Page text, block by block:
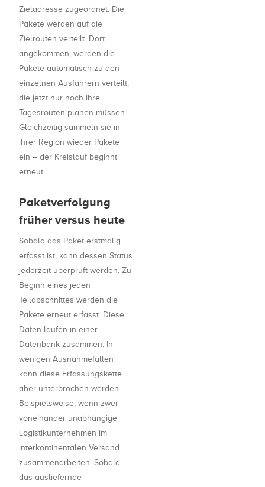
Zieladresse zugeordnet. Die
Pakete werden auf die
Zielrouten verteilt. Dort
angekommen, werden die
Pakete automatisch zu den
einzelnen Ausfahrern verteilt,
die jetzt nur noch ihre
Tagesrouten planen müssen.
Gleichzeitig sammeln sie in
ihrer Region wieder Pakete
ein – der Kreislauf beginnt
erneut.
Paketverfolgung
früher versus heute
Sobald das Paket erstmalig
erfasst ist, kann dessen Status
jederzeit überprüft werden. Zu
Beginn eines jeden
Teilabschnittes werden die
Pakete erneut erfasst. Diese
Daten laufen in einer
Datenbank zusammen. In
wenigen Ausnahmefällen
kann diese Erfassungskette
aber unterbrochen werden.
Beispielsweise, wenn zwei
voneinander unabhängige
Logistikunternehmen im
interkontinentalen Versand
zusammenarbeiten. Sobald
das ausliefernde